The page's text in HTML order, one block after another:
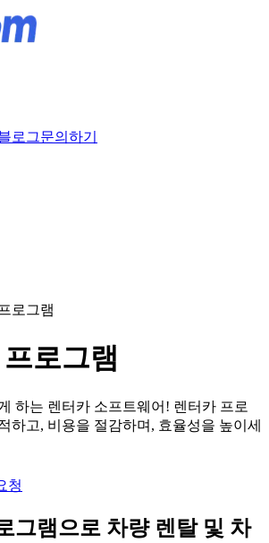
로그문의하기
로그램
로그램
하는 렌터카 소프트웨어! 렌터카 프로
하고, 비용을 절감하며, 효율성을 높이세
청
그램으로 차량 렌탈 및 차